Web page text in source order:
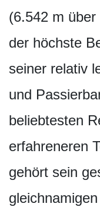
(6.542 m
der höchste
seiner relativ
und
beliebtesten
erfahreneren
gehört sein